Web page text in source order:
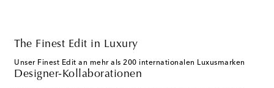
The Finest Edit in Luxury
Unser Finest Edit an mehr als 200 internationalen Luxusmarken
Designer-Kollaborationen